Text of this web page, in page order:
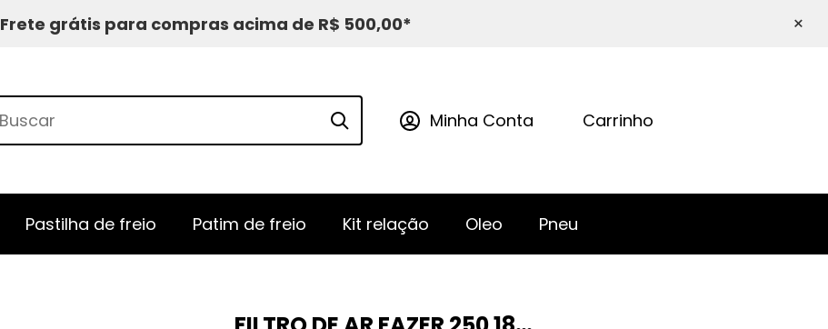
Frete grátis para compras acima de R$ 500,00* ×
Minha Conta Carrinho
Pastilha de freio Patim de freio Kit relação Oleo Pneu